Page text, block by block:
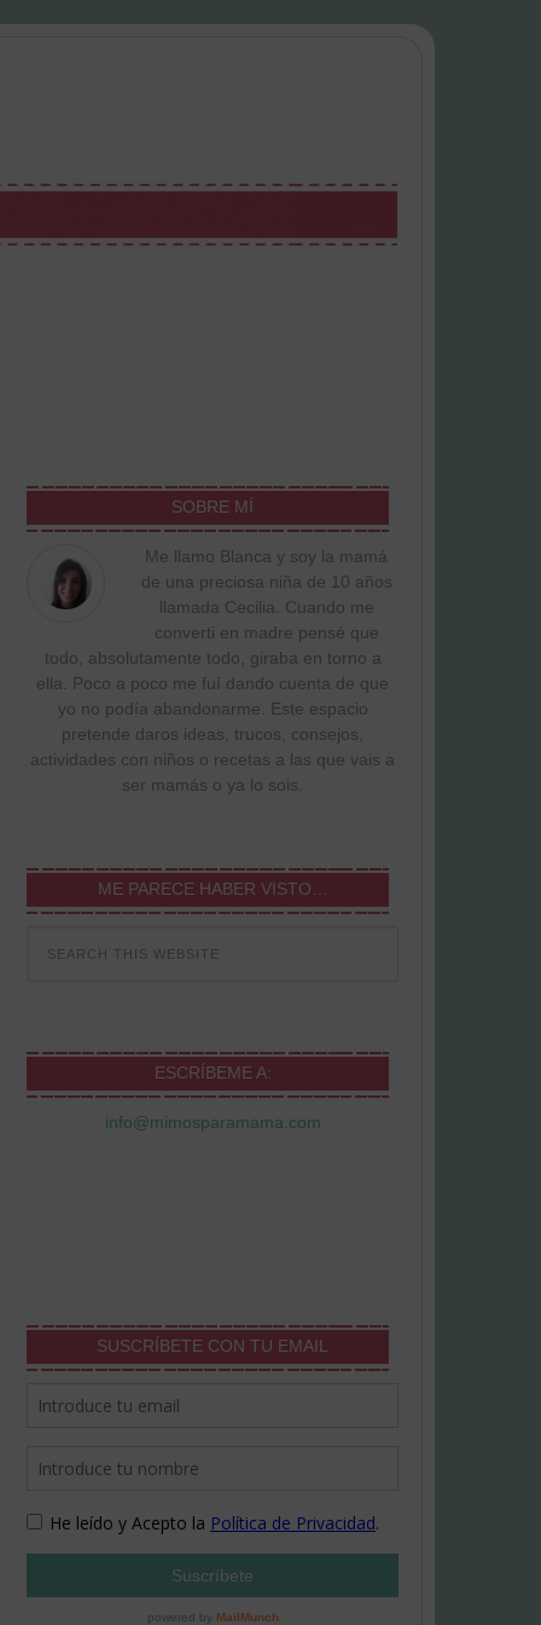
SOBRE MÍ
Me llamo Blanca y soy la mamá
de una preciosa niña de 10 años
llamada Cecilia. Cuando me
converti en madre pensé que
todo, absolutamente todo, giraba en torno a
ella. Poco a poco me fuí dando cuenta de que
yo no podía abandonarme. Este espacio
pretende daros ideas, trucos, consejos,
actividades con niños o recetas a las que vais a
ser mamás o ya lo sois.
ME PARECE HABER VISTO…
ESCRÍBEME A:
info@mimosparamama.com
SUSCRÍBETE CON TU EMAIL